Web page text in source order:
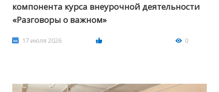
компонента курса внеурочной деятельности
«Разговоры о важном»
17 июля 2026 0